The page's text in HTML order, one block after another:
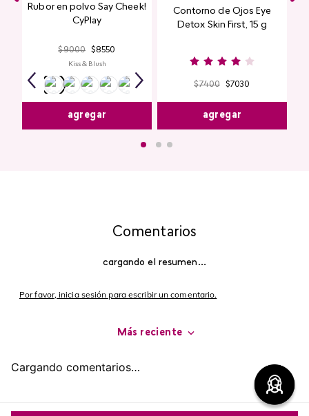
Rubor en polvo Say Cheek!
CyPlay
$9000 $8550
Kiss & Blush
agregar
Contorno de Ojos Eye
Detox Skin First, 15 g
$7400 $7030
agregar
Comentarios
cargando el resumen…
Por favor, inicia sesión para escribir un comentario.
Más reciente
Cargando comentarios…